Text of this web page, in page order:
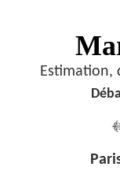
Estimation,